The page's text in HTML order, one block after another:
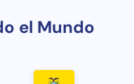
el Mundo